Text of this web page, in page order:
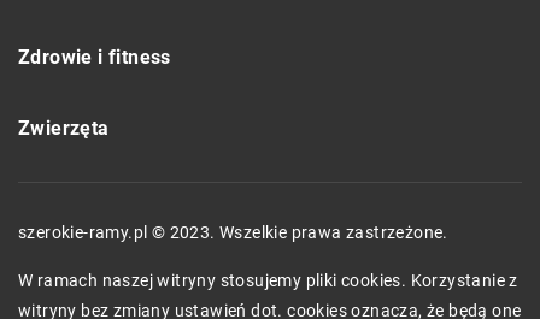
Zdrowie i fitness
Zwierzęta
szerokie-ramy.pl © 2023. Wszelkie prawa zastrzeżone.
W ramach naszej witryny stosujemy pliki cookies. Korzystanie z
witryny bez zmiany ustawień dot. cookies oznacza, że będą one